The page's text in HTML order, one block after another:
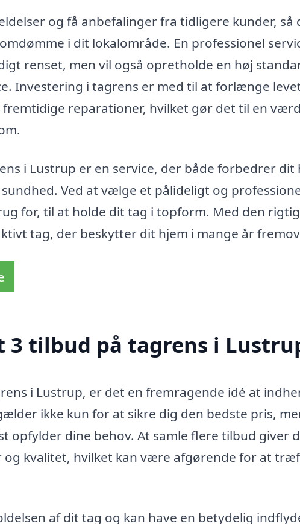
og få anbefalinger fra tidligere kunder, så
i dit lokalområde. En professionel
renset, men vil også opretholde en høj
Investering i tagrens er med til at forlænge
reparationer, hvilket gør det til en
i Lustrup er en service, der både forbedrer dit
Ved at vælge et pålideligt og
for, til at holde dit tag i topform. Med den
tag, der beskytter dit hjem i mange år
tilbud på tagrens i
i Lustrup, er det en fremragende idé at
ikke kun for at sikre dig den bedste pris,
opfylder dine behov. At samle flere tilbud giver
og kvalitet, hvilket kan være afgørende for at
af dit tag og kan have en betydelig